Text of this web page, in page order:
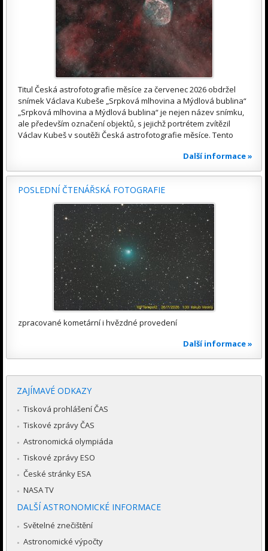
Titul Česká astrofotografie měsíce za červenec 2026 obdržel
snímek Václava Kubeše „Srpková mlhovina a Mýdlová bublina“
„Srpková mlhovina a Mýdlová bublina“ je nejen název snímku,
ale především označení objektů, s jejichž portrétem zvítězil
Václav Kubeš v soutěži Česká astrofotografie měsíce. Tento
Další informace »
POSLEDNÍ ČTENÁŘSKÁ FOTOGRAFIE
zpracované kometární i hvězdné provedení
Další informace »
ZAJÍMAVÉ ODKAZY
Tisková prohlášení ČAS
Tiskové zprávy ČAS
Astronomická olympiáda
Tiskové zprávy ESO
České stránky ESA
NASA TV
DALŠÍ ASTRONOMICKÉ INFORMACE
Světelné znečištění
Astronomické výpočty